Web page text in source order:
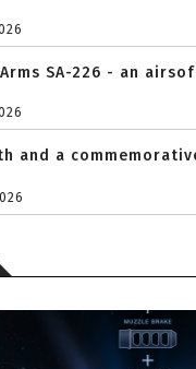
SA-226 - an
and a